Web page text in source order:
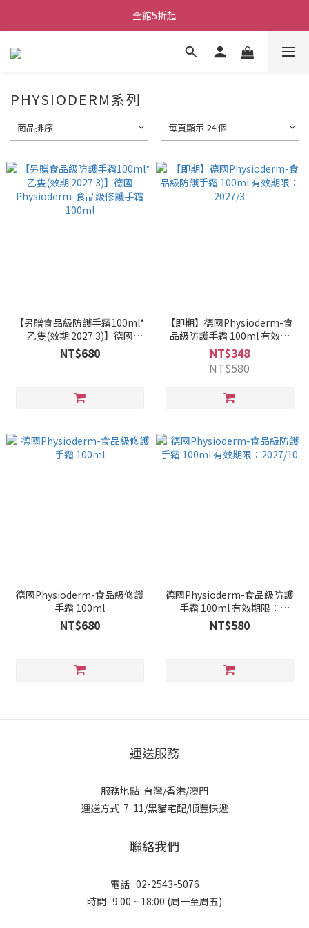
全館5折起
PHYSIODERM系列
商品排序 每頁顯示 24 個
【另贈食品級防護手霜100ml*
乙隻(效期:2027.3)】德國
Physioderm-食品級修護手霜
100ml
NT$680
【即期】德國Physioderm-食
品級防護手霜 100ml 有效期
限：2027/3
NT$348
NT$580
德國Physioderm-食品級修護
手霜 100ml
NT$680
德國Physioderm-食品級防護
手霜 100ml 有效期限：
2027/10
NT$580
運送服務
服務地點 台灣/香港/澳門
運送方式 7-11/黑貓宅配/順豐快遞
聯絡我們
電話 02-2543-5076
時間 9:00 ~ 18:00 (周一至周五)